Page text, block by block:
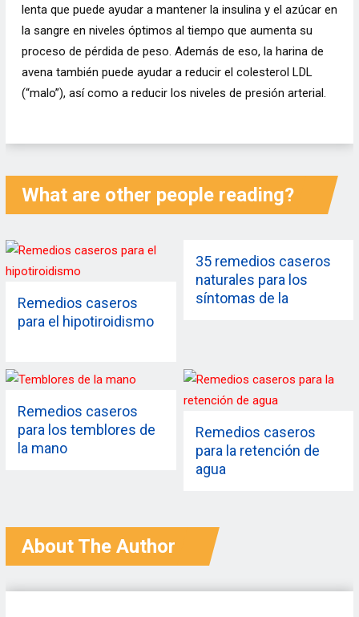
lenta que puede ayudar a mantener la insulina y el azúcar en
la sangre en niveles óptimos al tiempo que aumenta su
proceso de pérdida de peso. Además de eso, la harina de
avena también puede ayudar a reducir el colesterol LDL
(“malo”), así como a reducir los niveles de presión arterial.
What are other people reading?
Remedios caseros
para el hipotiroidismo
35 remedios caseros
naturales para los
síntomas de la
Remedios caseros
para los temblores de
la mano
Remedios caseros
para la retención de
agua
About The Author